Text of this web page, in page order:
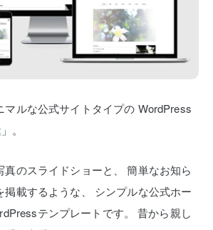
マルな公式サイトタイプの WordPress
」。
のスライドショーと、
簡単なお知ら
載するような、
シンプルな公式ホー
テンプレートです。
昔から親し